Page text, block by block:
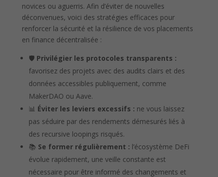
novices ou aguerris. Afin d’éviter de nouvelles
déconvenues, voici des stratégies efficaces pour
renforcer la sécurité et la résilience de vos placements
en finance décentralisée :
🛡️ Privilégier les protocoles transparents :
favorisez des projets avec des audits clairs et des
données accessibles publiquement, comme
MakerDAO ou Aave.
📊 Éviter les leviers excessifs : ne vous laissez
pas séduire par des rendements démesurés liés à
des recursive loopings risqués.
📚 Se former régulièrement : l’écosystème DeFi
évolue rapidement, une veille constante est
nécessaire pour être informé des changements et